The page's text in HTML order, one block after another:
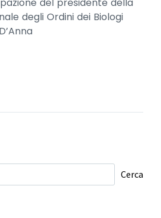
degli Ordini dei Biologi
Cerca